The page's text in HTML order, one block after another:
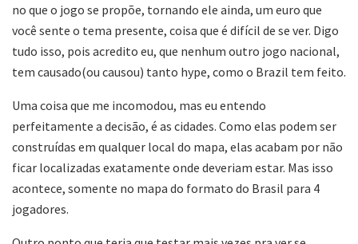
no que o jogo se propõe, tornando ele ainda, um euro que
você sente o tema presente, coisa que é difícil de se ver. Digo
tudo isso, pois acredito eu, que nenhum outro jogo nacional,
tem causado(ou causou) tanto hype, como o Brazil tem feito.
Uma coisa que me incomodou, mas eu entendo
perfeitamente a decisão, é as cidades. Como elas podem ser
construídas em qualquer local do mapa, elas acabam por não
ficar localizadas exatamente onde deveriam estar. Mas isso
acontece, somente no mapa do formato do Brasil para 4
jogadores.